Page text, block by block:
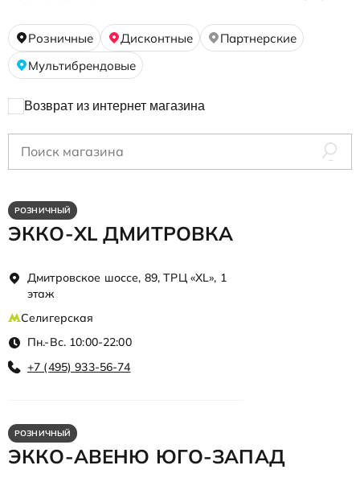
Розничные Дисконтные
Партнерские
Мультибрендовые
Возврат из интернет магазина
РОЗНИЧНЫЙ
ЭККО-XL ДМИТРОВКА
Дмитровское шоссе, 89, ТРЦ «XL», 1
этаж
Селигерская
Пн.-Вс. 10:00-22:00
+7 (495) 933-56-74
РОЗНИЧНЫЙ
ЭККО-АВЕНЮ ЮГО-ЗАПАД